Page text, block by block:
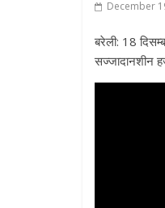
December
बरेली: 18
सज्जादानशीन